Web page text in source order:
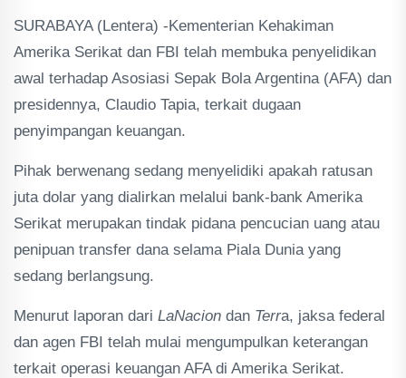
SURABAYA (Lentera) -Kementerian Kehakiman
Amerika Serikat dan FBI telah membuka penyelidikan
awal terhadap Asosiasi Sepak Bola Argentina (AFA) dan
presidennya, Claudio Tapia, terkait dugaan
penyimpangan keuangan.
Pihak berwenang sedang menyelidiki apakah ratusan
juta dolar yang dialirkan melalui bank-bank Amerika
Serikat merupakan tindak pidana pencucian uang atau
penipuan transfer dana selama Piala Dunia yang
sedang berlangsung.
Menurut laporan dari LaNacion dan Terra, jaksa federal
dan agen FBI telah mulai mengumpulkan keterangan
terkait operasi keuangan AFA di Amerika Serikat.